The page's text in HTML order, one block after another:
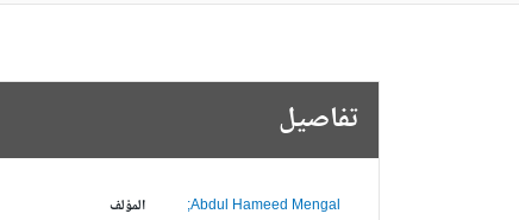
تفاصيل
المؤلف Abdul Hameed Mengal;